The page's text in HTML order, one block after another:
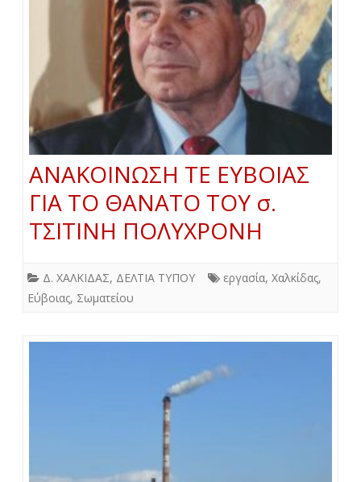
ΑΝΑΚΟΙΝΩΣΗ ΤΕ ΕΥΒΟΙΑΣ
ΓΙΑ ΤΟ ΘΑΝΑΤΟ ΤΟΥ σ.
ΤΣΙΤΙΝΗ ΠΟΛΥΧΡΟΝΗ
Δ. ΧΑΛΚΙΔΑΣ, ΔΕΛΤΙΑ ΤΥΠΟΥ εργασία, Χαλκίδας,
Εύβοιας, Σωματείου